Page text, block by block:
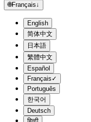
🌐Français↓
English
简体中文
日本語
繁體中文
Español
Français ✓
Português
한국어
Deutsch